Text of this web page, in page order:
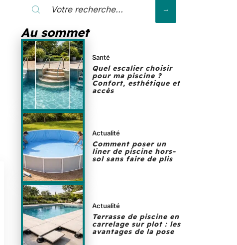
Au sommet
Santé
Quel escalier choisir
pour ma piscine ?
Confort, esthétique et
accès
Actualité
Comment poser un
liner de piscine hors-
sol sans faire de plis
Actualité
Terrasse de piscine en
carrelage sur plot : les
avantages de la pose